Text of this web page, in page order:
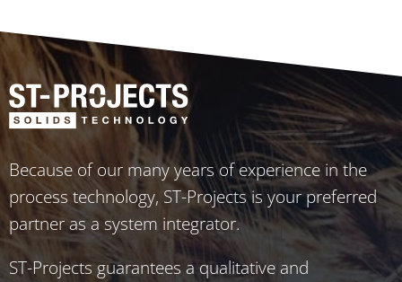
Because of our many years of experience in the
process technology, ST-Projects is your preferred
partner as a system integrator.
ST-Projects guarantees a qualitative and